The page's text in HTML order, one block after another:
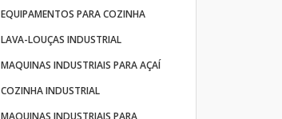
EQUIPAMENTOS PARA COZINHA
LAVA-LOUÇAS INDUSTRIAL
MAQUINAS INDUSTRIAIS PARA AÇAÍ
COZINHA INDUSTRIAL
MAQUINAS INDUSTRIAIS PARA